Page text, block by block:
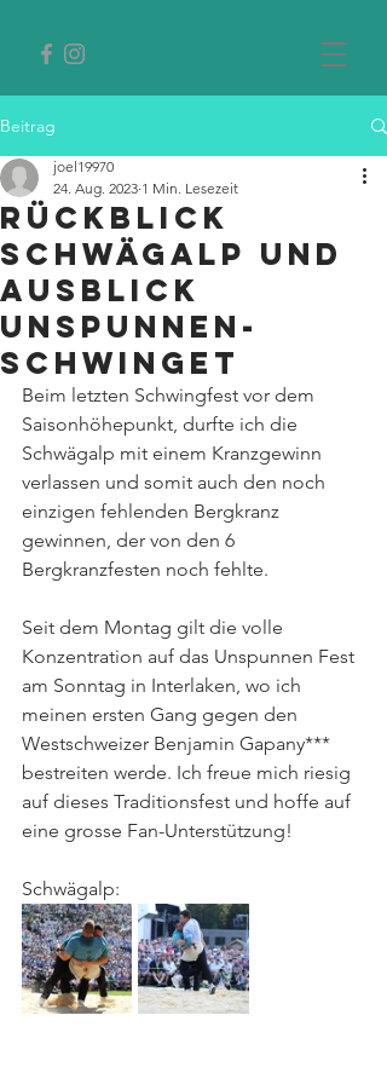
Beitrag
Rückblick
Schwägalp und
Ausblick
Unspunnen-
Schwinget
joel19970
24. Aug. 2023 1 Min. Lesezeit
Beim letzten Schwingfest vor dem
Saisonhöhepunkt, durfte ich die
Schwägalp mit einem Kranzgewinn
verlassen und somit auch den noch
einzigen fehlenden Bergkranz
gewinnen, der von den 6
Bergkranzfesten noch fehlte.
Seit dem Montag gilt die volle
Konzentration auf das Unspunnen Fest
am Sonntag in Interlaken, wo ich
meinen ersten Gang gegen den
Westschweizer Benjamin Gapany***
bestreiten werde. Ich freue mich riesig
auf dieses Traditionsfest und hoffe auf
eine grosse Fan-Unterstützung!
Schwägalp: